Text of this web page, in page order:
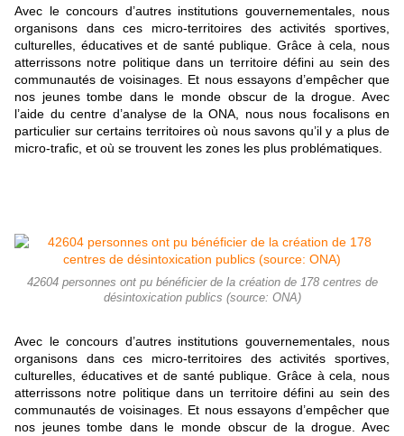
Avec le concours d’autres institutions gouvernementales, nous
organisons dans ces micro-territoires des activités sportives,
culturelles, éducatives et de santé publique. Grâce à cela, nous
atterrissons notre politique dans un territoire défini au sein des
communautés de voisinages. Et nous essayons d’empêcher que
nos jeunes tombe dans le monde obscur de la drogue. Avec
l’aide du centre d’analyse de la ONA, nous nous focalisons en
particulier sur certains territoires où nous savons qu’il y a plus de
micro-trafic, et où se trouvent les zones les plus problématiques.
42604 personnes ont pu bénéficier de la création de 178 centres de
désintoxication publics (source: ONA)
Avec le concours d’autres institutions gouvernementales, nous
organisons dans ces micro-territoires des activités sportives,
culturelles, éducatives et de santé publique. Grâce à cela, nous
atterrissons notre politique dans un territoire défini au sein des
communautés de voisinages. Et nous essayons d’empêcher que
nos jeunes tombe dans le monde obscur de la drogue. Avec